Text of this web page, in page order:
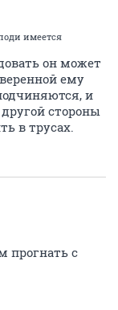
имеется
он может
ему
и
стороны
в трусах.
прогнать с